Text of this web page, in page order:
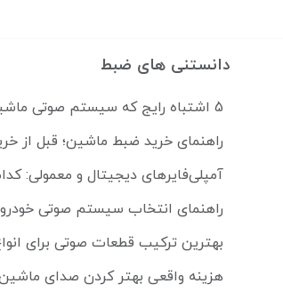
دانستنی های ضبط
5 اشتباه رایج که سیستم صوتی ماشین شما را خراب می‌کند
راهنمای خرید ضبط ماشین؛ قبل از
آمپلی‌فایرهای دیجیتال و معمولی:
راهنمای انتخاب سیستم صوتی خودرو؛
بهترین ترکیب قطعات صوتی برای
هزینه واقعی بهتر کردن صدای